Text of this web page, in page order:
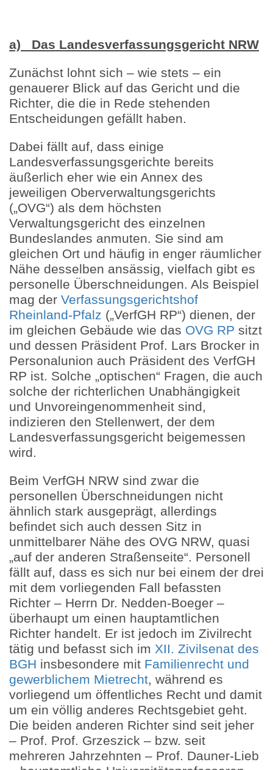
a) Das Landesverfassungsgericht NRW
Zunächst lohnt sich – wie stets – ein
genauerer Blick auf das Gericht und die
Richter, die die in Rede stehenden
Entscheidungen gefällt haben.
Dabei fällt auf, dass einige
Landesverfassungsgerichte bereits
äußerlich eher wie ein Annex des
jeweiligen Oberverwaltungsgerichts
(„OVG“) als dem höchsten
Verwaltungsgericht des einzelnen
Bundeslandes anmuten. Sie sind am
gleichen Ort und häufig in enger räumlicher
Nähe desselben ansässig, vielfach gibt es
personelle Überschneidungen. Als Beispiel
mag der Verfassungsgerichtshof
Rheinland-Pfalz („VerfGH RP“) dienen, der
im gleichen Gebäude wie das OVG RP sitzt
und dessen Präsident Prof. Lars Brocker in
Personalunion auch Präsident des VerfGH
RP ist. Solche „optischen“ Fragen, die auch
solche der richterlichen Unabhängigkeit
und Unvoreingenommenheit sind,
indizieren den Stellenwert, der dem
Landesverfassungsgericht beigemessen
wird.
Beim VerfGH NRW sind zwar die
personellen Überschneidungen nicht
ähnlich stark ausgeprägt, allerdings
befindet sich auch dessen Sitz in
unmittelbarer Nähe des OVG NRW, quasi
„auf der anderen Straßenseite“. Personell
fällt auf, dass es sich nur bei einem der drei
mit dem vorliegenden Fall befassten
Richter – Herrn Dr. Nedden-Boeger –
überhaupt um einen hauptamtlichen
Richter handelt. Er ist jedoch im Zivilrecht
tätig und befasst sich im XII. Zivilsenat des
BGH insbesondere mit Familienrecht und
gewerblichem Mietrecht, während es
vorliegend um öffentliches Recht und damit
um ein völlig anderes Rechtsgebiet geht.
Die beiden anderen Richter sind seit jeher
– Prof. Prof. Grzeszick – bzw. seit
mehreren Jahrzehnten – Prof. Dauner-Lieb